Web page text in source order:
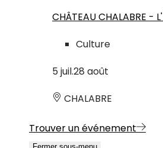
CHÂTEAU CHALABRE -
Culture
5 juil.28 août
CHALABRE
Trouver un événement